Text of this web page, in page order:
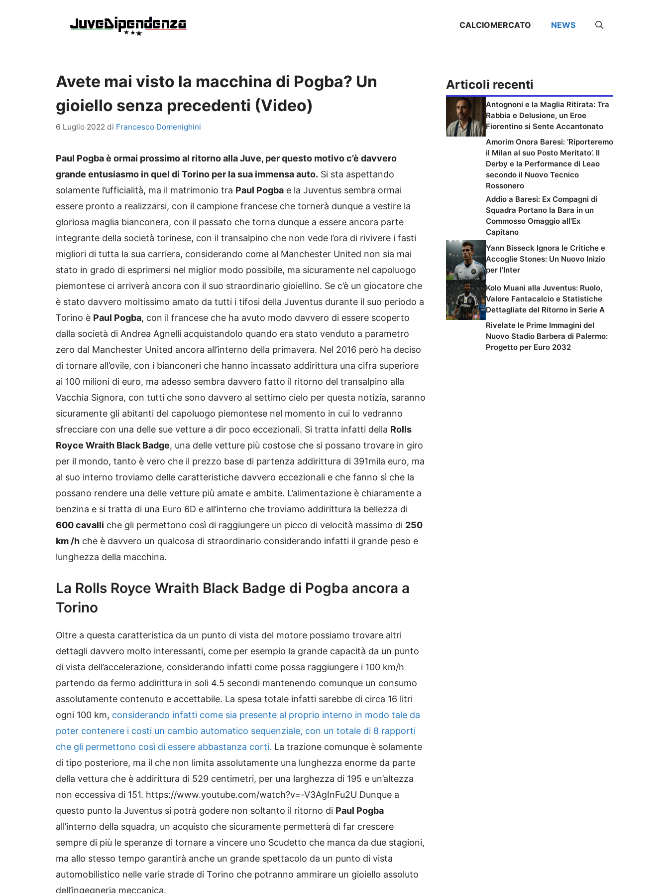
CALCIOMERCATO NEWS
Avete mai visto la macchina di Pogba? Un
gioiello senza precedenti (Video)
6 Luglio 2022 di Francesco Domenighini
Paul Pogba è ormai prossimo al ritorno alla Juve, per questo motivo c’è davvero
grande entusiasmo in quel di Torino per la sua immensa auto. Si sta aspettando
solamente l’ufficialità, ma il matrimonio tra Paul Pogba e la Juventus sembra ormai
essere pronto a realizzarsi, con il campione francese che tornerà dunque a vestire la
gloriosa maglia bianconera, con il passato che torna dunque a essere ancora parte
integrante della società torinese, con il transalpino che non vede l’ora di rivivere i fasti
migliori di tutta la sua carriera, considerando come al Manchester United non sia mai
stato in grado di esprimersi nel miglior modo possibile, ma sicuramente nel capoluogo
piemontese ci arriverà ancora con il suo straordinario gioiellino. Se c’è un giocatore che
è stato davvero moltissimo amato da tutti i tifosi della Juventus durante il suo periodo a
Torino è Paul Pogba, con il francese che ha avuto modo davvero di essere scoperto
dalla società di Andrea Agnelli acquistandolo quando era stato venduto a parametro
zero dal Manchester United ancora all’interno della primavera. Nel 2016 però ha deciso
di tornare all’ovile, con i bianconeri che hanno incassato addirittura una cifra superiore
ai 100 milioni di euro, ma adesso sembra davvero fatto il ritorno del transalpino alla
Vacchia Signora, con tutti che sono davvero al settimo cielo per questa notizia, saranno
sicuramente gli abitanti del capoluogo piemontese nel momento in cui lo vedranno
sfrecciare con una delle sue vetture a dir poco eccezionali. Si tratta infatti della Rolls
Royce Wraith Black Badge, una delle vetture più costose che si possano trovare in giro
per il mondo, tanto è vero che il prezzo base di partenza addirittura di 391mila euro, ma
al suo interno troviamo delle caratteristiche davvero eccezionali e che fanno sì che la
possano rendere una delle vetture più amate e ambite. L’alimentazione è chiaramente a
benzina e si tratta di una Euro 6D e all’interno che troviamo addirittura la bellezza di
600 cavalli che gli permettono così di raggiungere un picco di velocità massimo di 250
km /h che è davvero un qualcosa di straordinario considerando infatti il grande peso e
lunghezza della macchina.
La Rolls Royce Wraith Black Badge di Pogba ancora a
Torino
Oltre a questa caratteristica da un punto di vista del motore possiamo trovare altri
dettagli davvero molto interessanti, come per esempio la grande capacità da un punto
di vista dell’accelerazione, considerando infatti come possa raggiungere i 100 km/h
partendo da fermo addirittura in soli 4.5 secondi mantenendo comunque un consumo
assolutamente contenuto e accettabile. La spesa totale infatti sarebbe di circa 16 litri
ogni 100 km, considerando infatti come sia presente al proprio interno in modo tale da
poter contenere i costi un cambio automatico sequenziale, con un totale di 8 rapporti
che gli permettono così di essere abbastanza corti. La trazione comunque è solamente
di tipo posteriore, ma il che non limita assolutamente una lunghezza enorme da parte
della vettura che è addirittura di 529 centimetri, per una larghezza di 195 e un’altezza
non eccessiva di 151. https://www.youtube.com/watch?v=-V3AgInFu2U Dunque a
questo punto la Juventus si potrà godere non soltanto il ritorno di Paul Pogba
all’interno della squadra, un acquisto che sicuramente permetterà di far crescere
sempre di più le speranze di tornare a vincere uno Scudetto che manca da due stagioni,
ma allo stesso tempo garantirà anche un grande spettacolo da un punto di vista
automobilistico nelle varie strade di Torino che potranno ammirare un gioiello assoluto
dell’ingegneria meccanica.
Articoli recenti
Antognoni e la Maglia Ritirata: Tra
Rabbia e Delusione, un Eroe
Fiorentino si Sente Accantonato
Amorim Onora Baresi: ‘Riporteremo
il Milan al suo Posto Meritato’. Il
Derby e la Performance di Leao
secondo il Nuovo Tecnico
Rossonero
Addio a Baresi: Ex Compagni di
Squadra Portano la Bara in un
Commosso Omaggio all’Ex
Capitano
Yann Bisseck Ignora le Critiche e
Accoglie Stones: Un Nuovo Inizio
per l’Inter
Kolo Muani alla Juventus: Ruolo,
Valore Fantacalcio e Statistiche
Dettagliate del Ritorno in Serie A
Rivelate le Prime Immagini del
Nuovo Stadio Barbera di Palermo:
Progetto per Euro 2032